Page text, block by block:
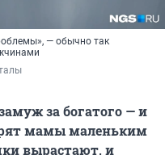
— обычно так
за богатого — и
мамы маленьким
вырастают, и